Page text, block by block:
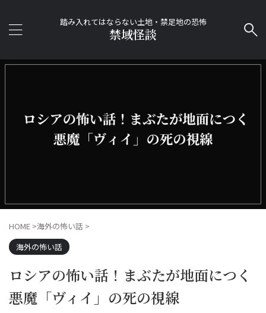
踏み入れてはならない土地・禁足地の恐怖
禁域怪談
HOME >海外の怖い話 >
海外の怖い話
ロシアの怖い話！まぶたが地面につく
悪魔「ヴィイ」の死の視線